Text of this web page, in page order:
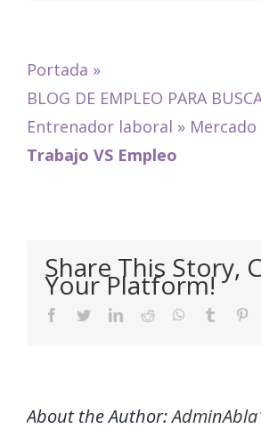
Portada »
BLOG DE EMPLEO PARA
Entrenador laboral »
Trabajo VS Empleo
Share This Story,
Your Platform!
Facebook
TwitterLinkedIn
Reddit WhatsApp
Tumblr
About the Author: